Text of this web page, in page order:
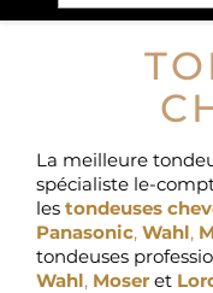
La meilleure
spécialiste le-
les tondeuses
Panasonic, Wahl,
tondeuses
Wahl, Moser et